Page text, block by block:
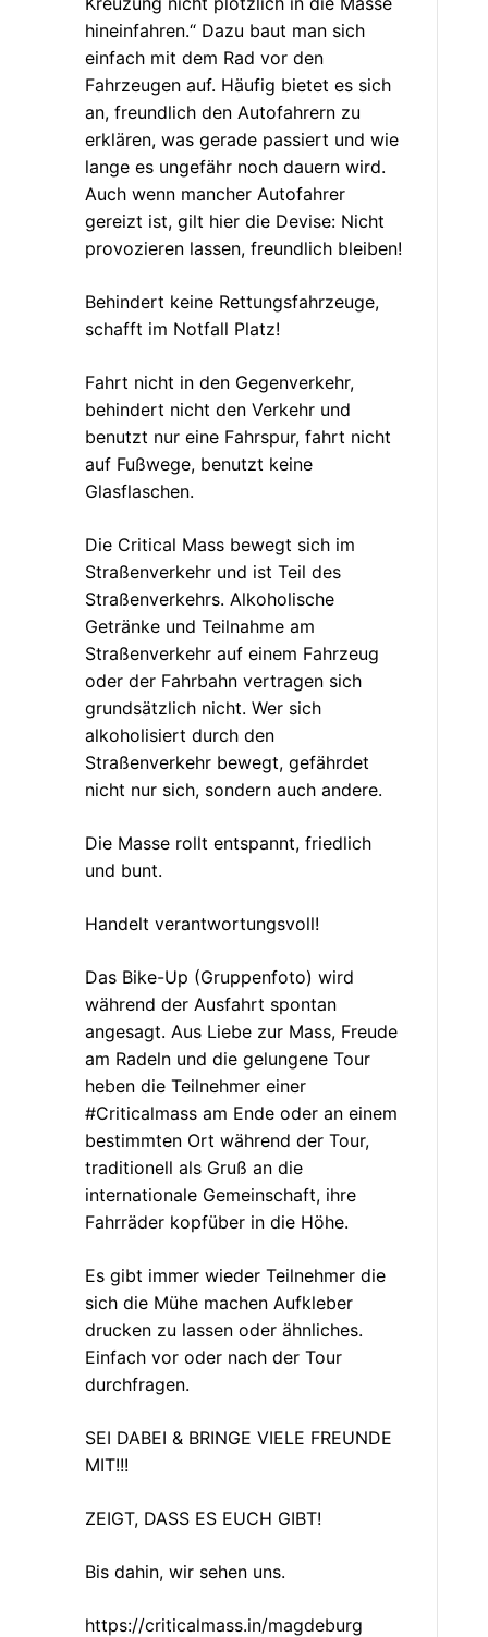
hineinfahren.“ Dazu baut man sich
einfach mit dem Rad vor den
Fahrzeugen auf. Häufig bietet es sich
an, freundlich den Autofahrern zu
erklären, was gerade passiert und wie
lange es ungefähr noch dauern wird.
Auch wenn mancher Autofahrer
gereizt ist, gilt hier die Devise: Nicht
provozieren lassen, freundlich bleiben!
Behindert keine Rettungsfahrzeuge,
schafft im Notfall Platz!
Fahrt nicht in den Gegenverkehr,
behindert nicht den Verkehr und
benutzt nur eine Fahrspur, fahrt nicht
auf Fußwege, benutzt keine
Glasflaschen.
Die Critical Mass bewegt sich im
Straßenverkehr und ist Teil des
Straßenverkehrs. Alkoholische
Getränke und Teilnahme am
Straßenverkehr auf einem Fahrzeug
oder der Fahrbahn vertragen sich
grundsätzlich nicht. Wer sich
alkoholisiert durch den
Straßenverkehr bewegt, gefährdet
nicht nur sich, sondern auch andere.
Die Masse rollt entspannt, friedlich
und bunt.
Handelt verantwortungsvoll!
Das Bike-Up (Gruppenfoto) wird
während der Ausfahrt spontan
angesagt. Aus Liebe zur Mass, Freude
am Radeln und die gelungene Tour
heben die Teilnehmer einer
#Criticalmass am Ende oder an einem
bestimmten Ort während der Tour,
traditionell als Gruß an die
internationale Gemeinschaft, ihre
Fahrräder kopfüber in die Höhe.
Es gibt immer wieder Teilnehmer die
sich die Mühe machen Aufkleber
drucken zu lassen oder ähnliches.
Einfach vor oder nach der Tour
durchfragen.
SEI DABEI & BRINGE VIELE FREUNDE
MIT!!!
ZEIGT, DASS ES EUCH GIBT!
Bis dahin, wir sehen uns.
https://criticalmass.in/magdeburg